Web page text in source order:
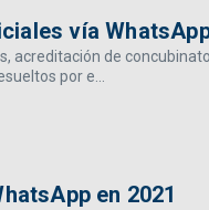
vía
acreditación de
por e...
en 2021